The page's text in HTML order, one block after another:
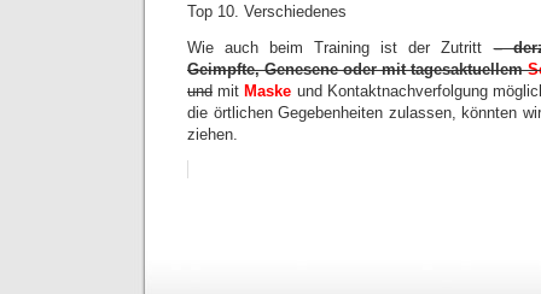
Top 10. Verschiedenes
Wie auch beim Training ist der Zutritt–
Geimpfte, Genesene oder mit tagesaktuellem
und mit Maske und Kontaktnachverfolgung
die örtlichen Gegebenheiten zulassen, könnten
ziehen.